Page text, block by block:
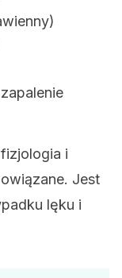
i
Jest
lęku i